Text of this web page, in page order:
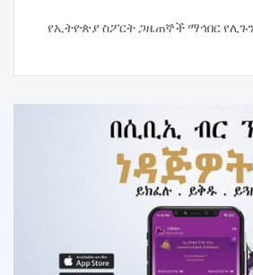
የኢትዮጵያ ስፖርት ጋዜጠኞች ማኅበር